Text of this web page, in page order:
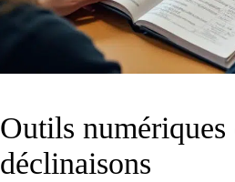
Outils numériques
déclinaisons